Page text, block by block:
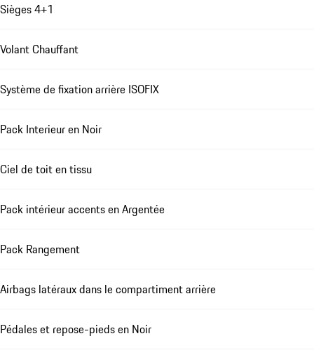
Sièges 4+1
Volant Chauffant
Système de fixation arrière ISOFIX
Pack Interieur en Noir
Ciel de toit en tissu
Pack intérieur accents en Argentée
Pack Rangement
Airbags latéraux dans le compartiment arrière
Pédales et repose-pieds en Noir